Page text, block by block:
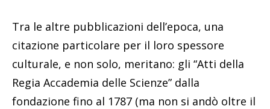
Tra le altre pubblicazioni dell’epoca, una
citazione particolare per il loro spessore
culturale, e non solo, meritano: gli “Atti della
Regia Accademia delle Scienze” dalla
fondazione fino al 1787 (ma non si andò oltre il